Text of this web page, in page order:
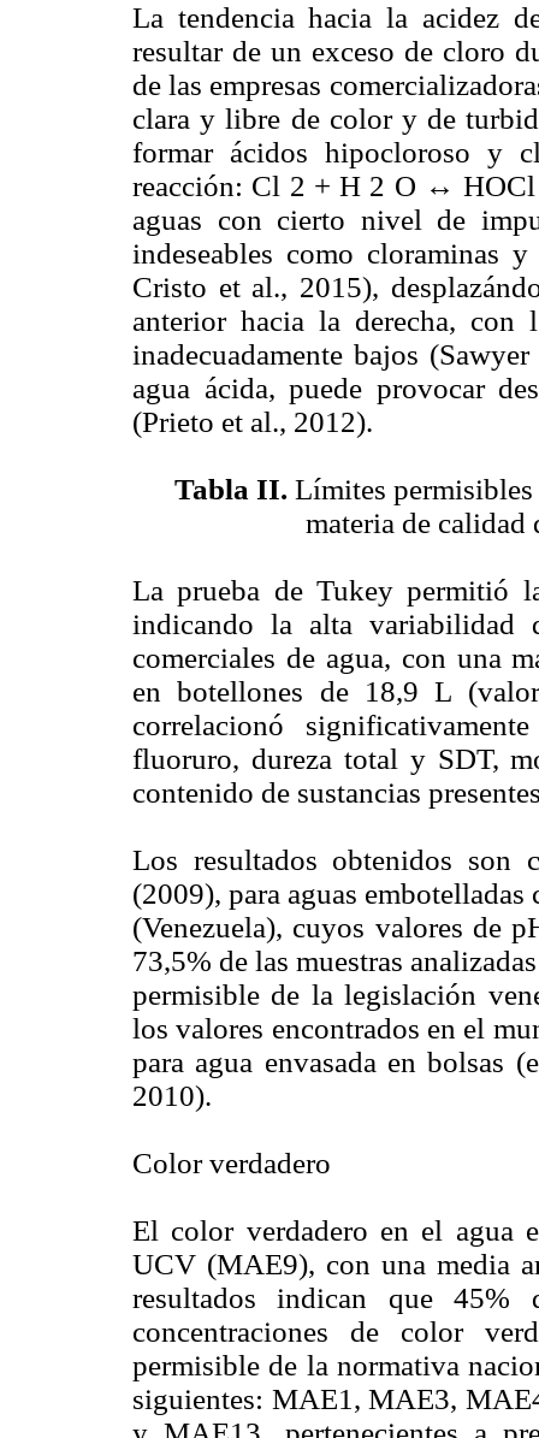
La tendencia hacia la acidez
resultar de un exceso de cloro
de las empresas
clara y libre de color y de
formar ácidos hipocloroso y
reacción: Cl 2 + H 2 O ↔ HOCl
aguas con cierto nivel de
indeseables como cloraminas
Cristo et al., 2015),
anterior hacia la derecha,
inadecuadamente bajos
agua ácida, puede provocar
(Prieto et al., 2012).
Tabla II. Límites
materia de calidad
La prueba de Tukey permitió
indicando la alta variabilidad
comerciales de agua, con una
en botellones de 18,9 L
correlacionó
fluoruro, dureza total y SDT,
contenido de sustancias
Los resultados obtenidos son
(2009), para aguas
(Venezuela), cuyos valores de
73,5% de las muestras
permisible de la legislación
los valores encontrados en el
para agua envasada en bolsas
2010).
Color verdadero
El color verdadero en el agua
UCV (MAE9), con una media
resultados indican que 45%
concentraciones de color
permisible de la normativa
siguientes: MAE1, MAE3,